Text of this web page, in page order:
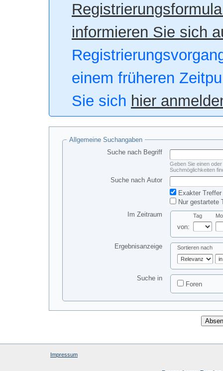
informieren Sie sich
einem früheren
Sie sich hier
Allgemeine Suchangaben
Suche nach Begriff
Geben Sie einen
Suchmöglichkeiten
Suche nach Autor
Exakter Treffer
Nur gestartete
Im Zeitraum
von:
Tag
Ergebnisanzeige Sortieren nach
Suche in
Foren
Impressum